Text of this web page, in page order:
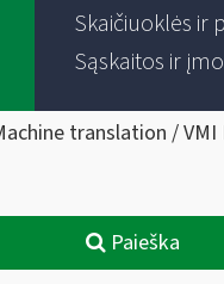
Skaičiuoklės ir
Sąskaitos ir
translation /
Paieška